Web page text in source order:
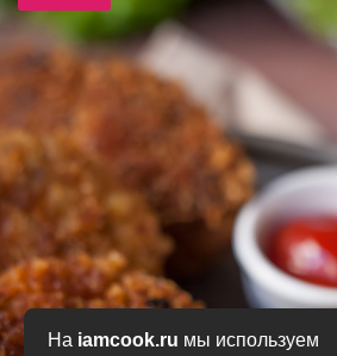
На iamcook.ru мы используем